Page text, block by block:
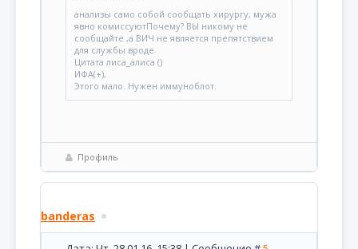
анализы само собой сообщать хирургу, мужа
явно комиссуютПочему? ВЫ никому не
сообщайте ,а ВИЧ не является препятствием
для службы вроде.
Цитата лиса_алиса ()
ИФА(+),
Этого мало. Нужен иммуноблот.
Профиль
banderas